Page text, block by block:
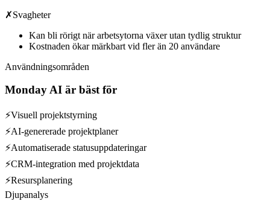
✗Svagheter
Kan bli rörigt när arbetsytorna växer utan tydlig struktur
Kostnaden ökar märkbart vid fler än 20 användare
Användningsområden
Monday AI är bäst för
⚡Visuell projektstyrning
⚡AI-genererade projektplaner
⚡Automatiserade statusuppdateringar
⚡CRM-integration med projektdata
⚡Resursplanering
Djupanalys